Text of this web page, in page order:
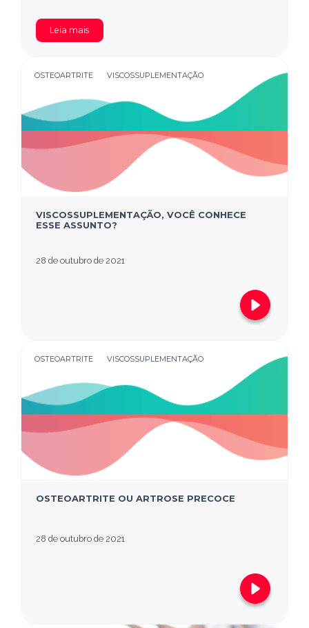
Leia mais
OSTEOARTRITE VISCOSSUPLEMENTAÇÃO
VISCOSSUPLEMENTAÇÃO, VOCÊ CONHECE
ESSE ASSUNTO?
28 de outubro de 2021
OSTEOARTRITE VISCOSSUPLEMENTAÇÃO
OSTEOARTRITE OU ARTROSE PRECOCE
28 de outubro de 2021